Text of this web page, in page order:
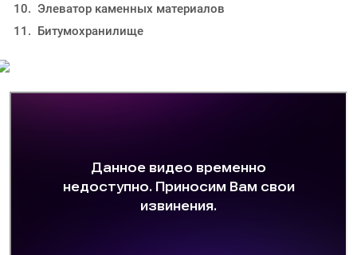
Элеватор каменных материалов
Битумохранилище